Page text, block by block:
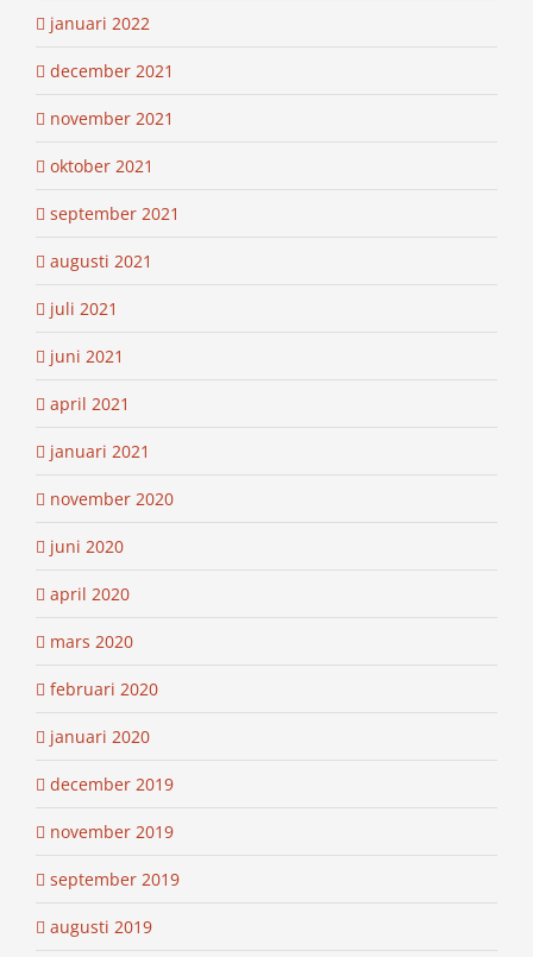
januari 2022
december 2021
november 2021
oktober 2021
september 2021
augusti 2021
juli 2021
juni 2021
april 2021
januari 2021
november 2020
juni 2020
april 2020
mars 2020
februari 2020
januari 2020
december 2019
november 2019
september 2019
augusti 2019